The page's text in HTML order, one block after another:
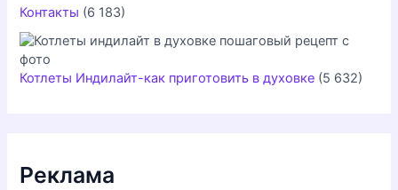
Контакты (6 183)
Котлеты Индилайт-как приготовить в духовке (5 632)
Реклама